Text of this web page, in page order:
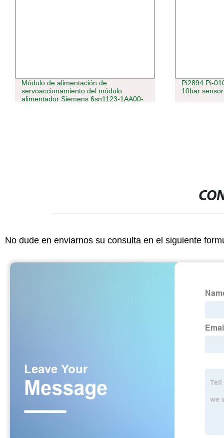
Módulo de alimentación de
servoaccionamiento del módulo
alimentador Siemens 6sn1123-1AA00-
Pi2894 Pi-
10bar
No dude en enviarnos su consulta en el siguiente